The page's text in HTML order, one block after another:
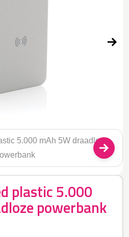
plastic 5.000
powerbank